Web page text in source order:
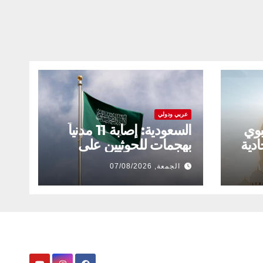
عربي ودولي
السعودية: إصابة 11 مدنياً
بهجمات للحوثيين على
نجرانالجمعة, 07/08/2026